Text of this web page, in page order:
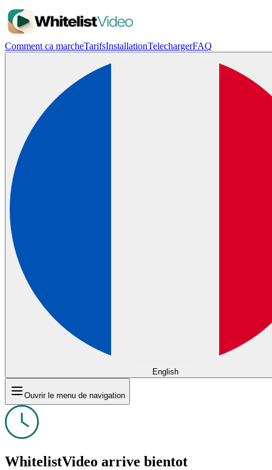
Comment ca marcheTarifsInstallationTelechargerFAQ
English
Ouvrir le menu de navigation
WhitelistVideo arrive bientot